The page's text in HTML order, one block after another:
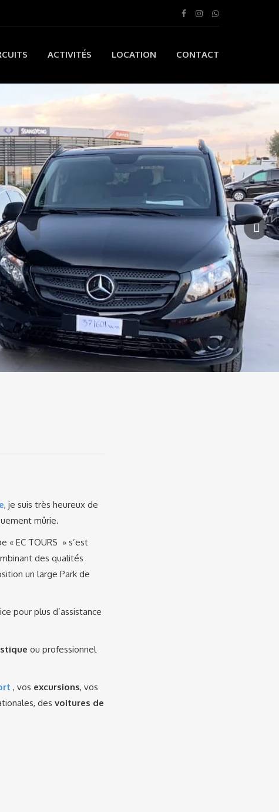
ACTIVITÉS LOCATION CONTACT
, je suis très heureux de
mûrie.
« EC TOURS » s’est
des qualités
un large Park de
pour plus d’assistance
ou professionnel
, vos excursions, vos
des voitures de